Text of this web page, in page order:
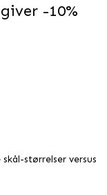
-10%
størrelser versus